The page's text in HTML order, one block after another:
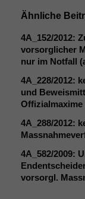
Ähnliche
4A_152/2012:
vorsorglicher
nur im Notfall
4A_228/2012:
und
Offizialmaxime
4A_288/2012:
4A_582/2009:
vorsorgl.